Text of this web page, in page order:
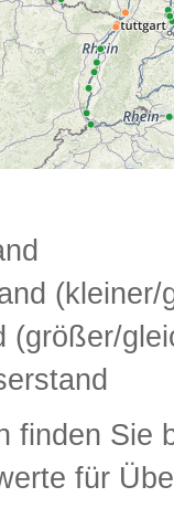
(kleiner/
(größer/
finden Sie
für